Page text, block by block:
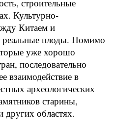
строительные
Культурно-
Китаем и
реальные плоды. Помимо
уже хорошо
последовательно
взаимодействие в
археологических
старины,
других областях.